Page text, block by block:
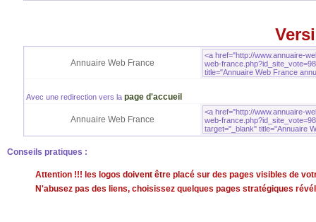
Annuaire Web France
Avec une redirection vers la page d'accueil
Annuaire Web France
Conseils pratiques :
Attention !!! les logos doivent être placé sur des pages visibles de
N'abusez pas des liens, choisissez quelques pages stratégiques